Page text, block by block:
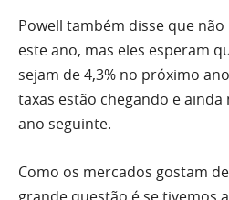
Powell também disse que
este ano, mas eles esperam
sejam de 4,3% no próximo
taxas estão chegando e ainda
ano seguinte.
Como os mercados gostam